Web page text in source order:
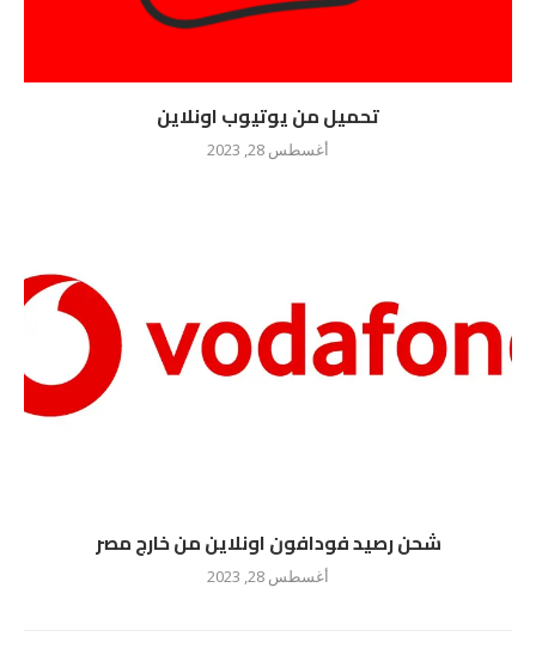
تحميل من يوتيوب اونلاين
أغسطس 28, 2023
شحن رصيد فودافون اونلاين من خارج مصر
أغسطس 28, 2023